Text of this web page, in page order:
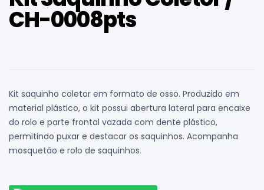
CH-0008pts
Kit saquinho coletor em formato de osso. Produzido em
material plástico, o kit possui abertura lateral para encaixe
do rolo e parte frontal vazada com dente plástico,
permitindo puxar e destacar os saquinhos. Acompanha
mosquetão e rolo de saquinhos.